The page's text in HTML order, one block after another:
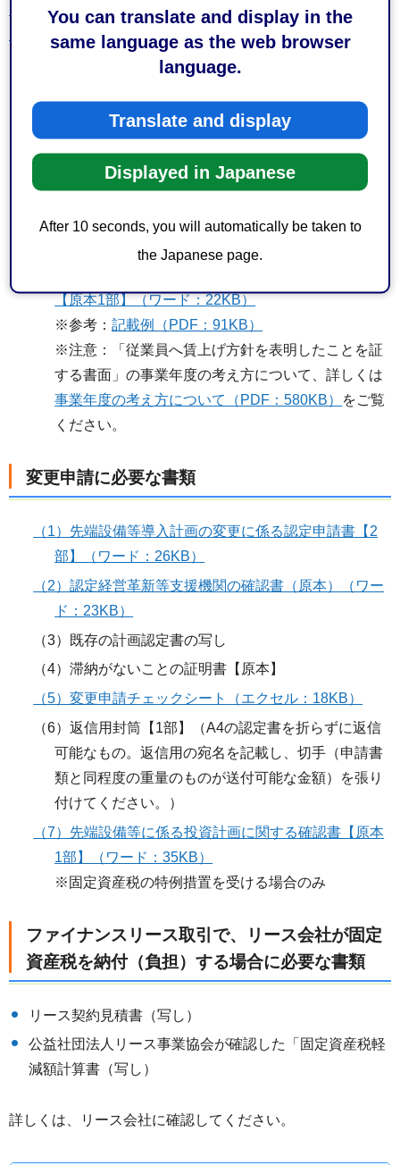
You can translate and display in the
same language as the web browser
language.
Translate and display
Displayed in Japanese
After 10 seconds, you will automatically be taken to
the Japanese page.
【参考】固定資産税の軽減措置を受ける場合の申請フロー
（PDF：793KB）
（6）先端設備等に係る投資計画に関する確認書【原本
※先端設備等に係る投資計画に関する確認依頼書
ル：25KB）を認定経営革新等支援機関に提出し、
（6）の発行を受けてください。
※基準への適合状況の書き方については適合状況に
ついて（PDF：107KB）
【原本1部】（ワード：22KB）
※参考：記載例（PDF：91KB）
※注意：「従業員へ賃上げ方針を表明したことを証
する書面」の事業年度の考え方について、詳しくは
事業年度の考え方について（PDF：580KB）
をご覧
ください。
変更申請に必要な書類
（1）先端設備等導入計画の変更に係る認定申請書【2
部】（ワード：26KB）
（2）認定経営革新等支援機関の確認書（原本）（ワー
ド：23KB）
（3）既存の計画認定書の写し
（4）滞納がないことの証明書【原本】
（5）変更申請チェックシート（エクセル：18KB）
（6）返信用封筒【1部】（A4の認定書を折らずに返信
可能なもの。返信用の宛名を記載し、切手（申請書
類と同程度の重量のものが送付可能な金額）を張り
付けてください。）
（7）先端設備等に係る投資計画に関する確認書【原本
1部】（ワード：35KB）
※固定資産税の特例措置を受ける場合のみ
ファイナンスリース取引で、リース会社が固定
資産税を納付（負担）する場合に必要な書類
リース契約見積書（写し）
公益社団法人リース事業協会が確認した「固定資産税軽
減額計算書（写し）
詳しくは、リース会社に確認してください。